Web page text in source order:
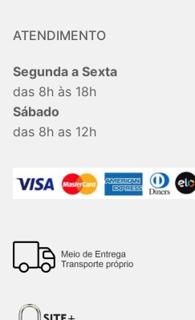
ATENDIMENTO
Segunda a Sexta
das 8h às 18h
Sábado
das 8h as 12h